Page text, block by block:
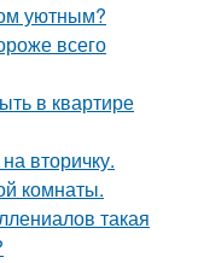
уютным?
всего
в квартире
вторичку.
комнаты.
такая